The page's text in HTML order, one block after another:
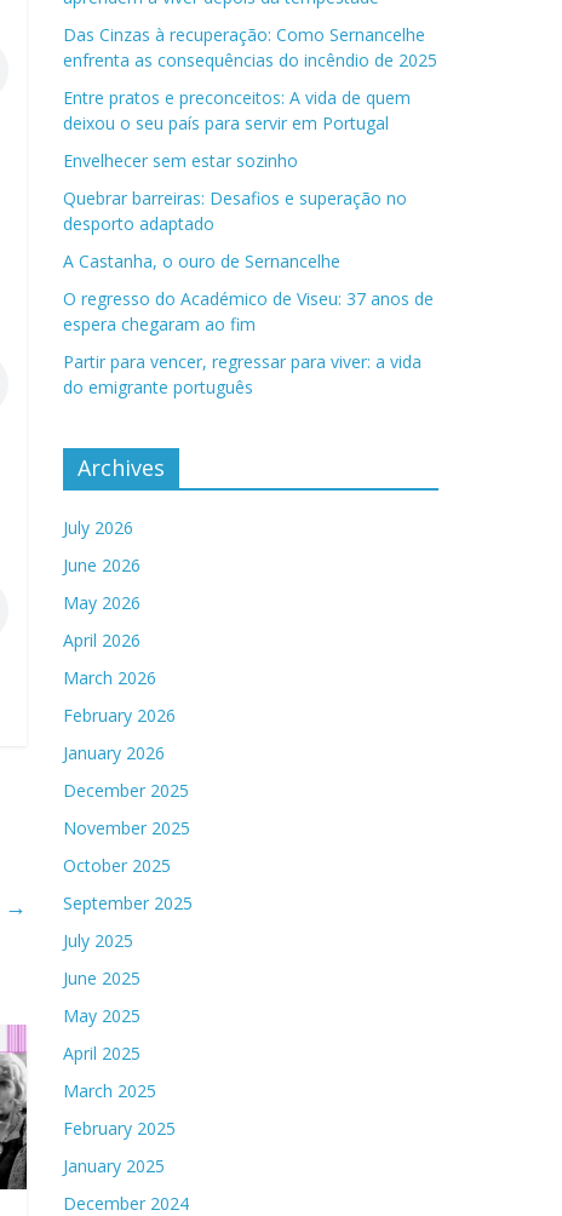
→
Das Cinzas à recuperação: Como Sernancelhe
enfrenta as consequências do incêndio de 2025
Entre pratos e preconceitos: A vida de quem
deixou o seu país para servir em Portugal
Envelhecer sem estar sozinho
Quebrar barreiras: Desafios e superação no
desporto adaptado
A Castanha, o ouro de Sernancelhe
O regresso do Académico de Viseu: 37 anos de
espera chegaram ao fim
Partir para vencer, regressar para viver: a vida
do emigrante português
Archives
July 2026
June 2026
May 2026
April 2026
March 2026
February 2026
January 2026
December 2025
November 2025
October 2025
September 2025
July 2025
June 2025
May 2025
April 2025
March 2025
February 2025
January 2025
December 2024